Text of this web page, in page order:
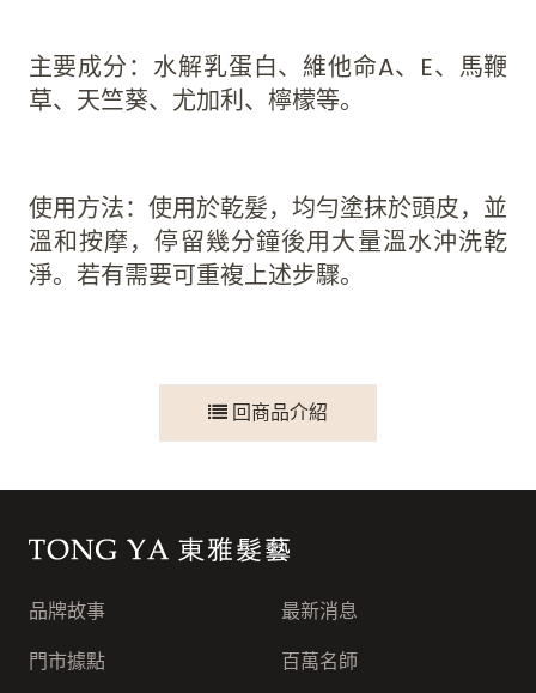
主要成分：水解乳蛋白、維他命A、E、馬鞭
草、天竺葵、尤加利、檸檬等。
使用方法：使用於乾髮，均勻塗抹於頭皮，並
溫和按摩，停留幾分鐘後用大量溫水沖洗乾
淨。若有需要可重複上述步驟。
回商品介紹
品牌故事
最新消息
門市據點
百萬名師